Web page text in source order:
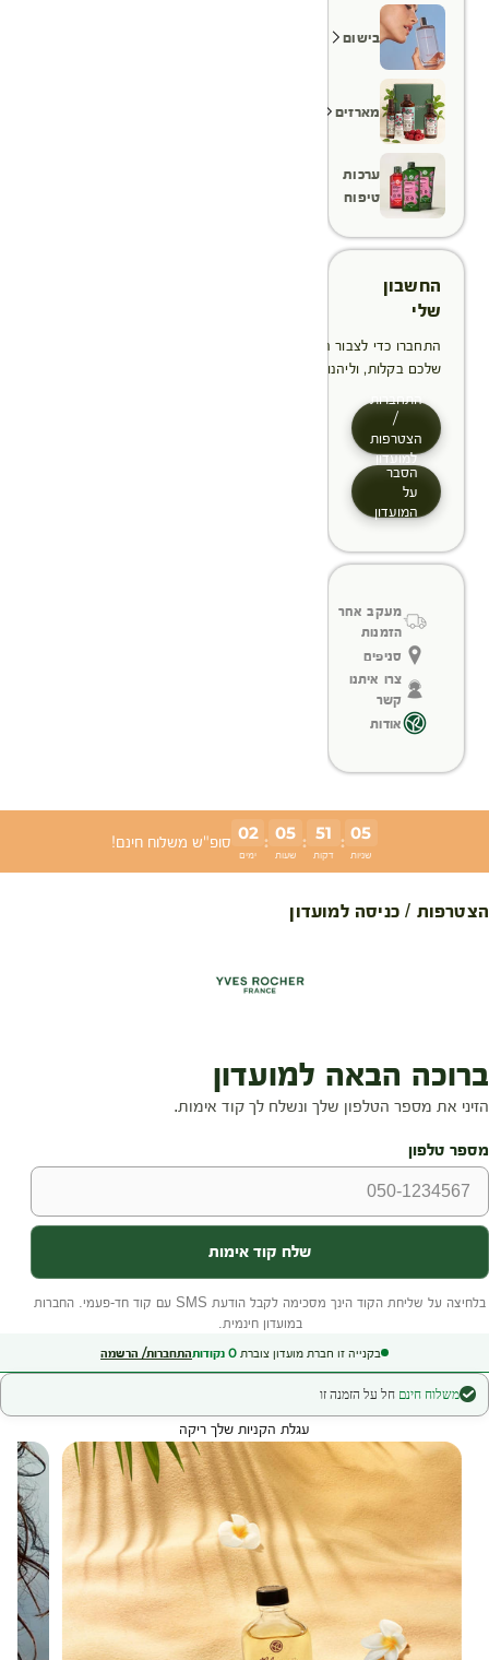
בישום
מארזים
ערכות
טיפוח
החשבון
שלי
התחברו כדי לצבור הטבות, לנהל ולעקוב אחר ההזמנות
שלכם בקלות, וליהנות מתהליך תשלום מהיר יותר
התחברות
/
הצטרפות
למועדון
הסבר
על
המועדון
מעקב אחר
הזמנות
סניפים
צרו איתנו
קשר
אודות
02
ימים
: 05
שעות
: 51
דקות
: 05
שניות
סופ"ש משלוח חינם!
הצטרפות / כניסה למועדון
בקנייה זו חברת מועדון צוברת 0 נקודותהתחברות/ הרשמה
עגלת קניות
משלוח חינם חל על הזמנה זו
עגלת הקניות שלך ריקה